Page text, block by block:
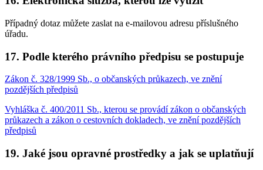
Případný dotaz můžete zaslat na e-mailovou adresu příslušného
úřadu.
17. Podle kterého právního předpisu se postupuje
Zákon č. 328/1999 Sb., o občanských průkazech, ve znění
pozdějších předpisů
Vyhláška č. 400/2011 Sb., kterou se provádí zákon o občanských
průkazech a zákon o cestovních dokladech, ve znění pozdějších
předpisů
19. Jaké jsou opravné prostředky a jak se uplatňují